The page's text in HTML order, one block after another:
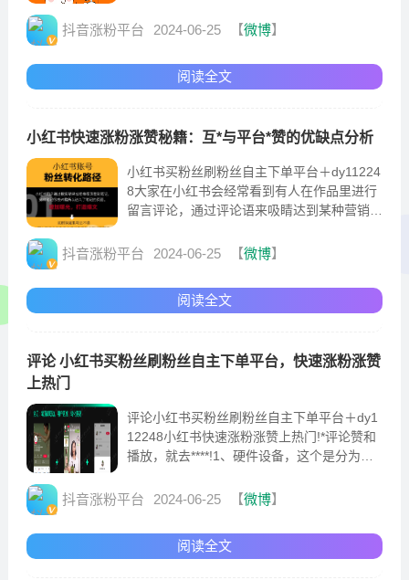
吗，或许更
抖音涨粉平台 2024-06-25 【微博】
阅读全文
小红书快速涨粉涨赞秘籍：互*与平台*赞的优缺点分析
小红书买粉丝刷粉丝自主下单平台＋dy11224
8大家在小红书会经常看到有人在作品里进行
留言评论，通过评论语来吸睛达到某种营销目
性的内
抖音涨粉平台 2024-06-25 【微博】
阅读全文
评论 小红书买粉丝刷粉丝自主下单平台，快速涨粉涨赞
上热门
评论小红书买粉丝刷粉丝自主下单平台＋dy1
12248小红书快速涨粉涨赞上热门!*评论赞和
播放，就去****!1、硬件设备，这个是分为软
抖音涨粉平台 2024-06-25 【微博】
阅读全文